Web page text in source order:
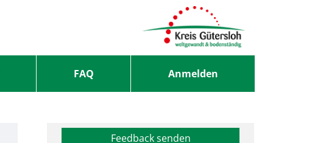
FAQ Anmelden
Feedback senden